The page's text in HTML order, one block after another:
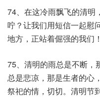
74、在这冷雨飘飞的清明
咛？让我们用短信一起慰
地方，正站着倔强的我们！
75、清明的雨总是不断，
总是悲凉，那是生者的心
祭祀的情，切切。清明节